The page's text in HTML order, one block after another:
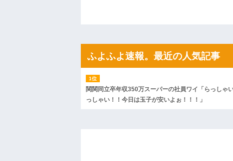
んだ！降りてこいよ！」と怒鳴りだし...
【衝撃】報酬100万円超の治験募集がこちら
【愕然】白のクラウン俺氏、高速道路左車線
wwwwwwwwwwww
百年の恋12-899 食べた量を張り合ってくる
ふよふよ速報。最近の人気記事
関関同立卒年収350万スーパーの社員ワイ「らっしゃ
っしゃい！！今日は玉子が安いよぉ！！！」